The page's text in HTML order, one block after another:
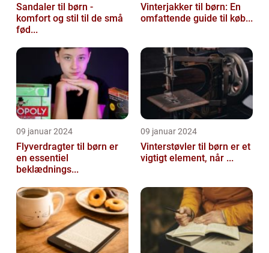
Sandaler til børn -
komfort og stil til de små
fød...
Vinterjakker til børn: En
omfattende guide til køb...
09 januar 2024
Flyverdragter til børn er
en essentiel
beklædnings...
09 januar 2024
Vinterstøvler til børn er et
vigtigt element, når ...